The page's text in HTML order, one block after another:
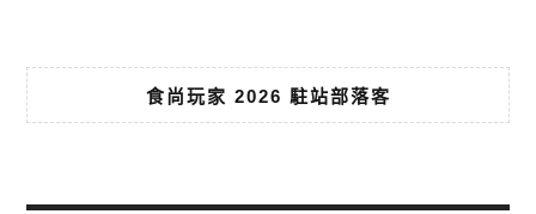
食尚玩家 2026 駐站部落客